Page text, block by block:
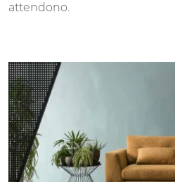
attendono.